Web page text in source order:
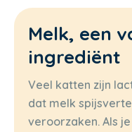
Melk, een
ingrediënt
Veel katten zijn
dat melk
veroorzaken. Als